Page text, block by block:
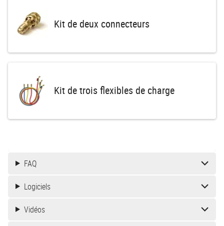
Kit de deux connecteurs
Kit de trois flexibles de charge
FAQ
Logiciels
Vidéos